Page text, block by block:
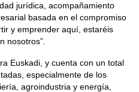
jurídica, acompañamiento
basada en el compromiso
y emprender aquí, estaréis
nosotros”.
Euskadi, y cuenta con un total
especialmente de los
agroindustria y energía,